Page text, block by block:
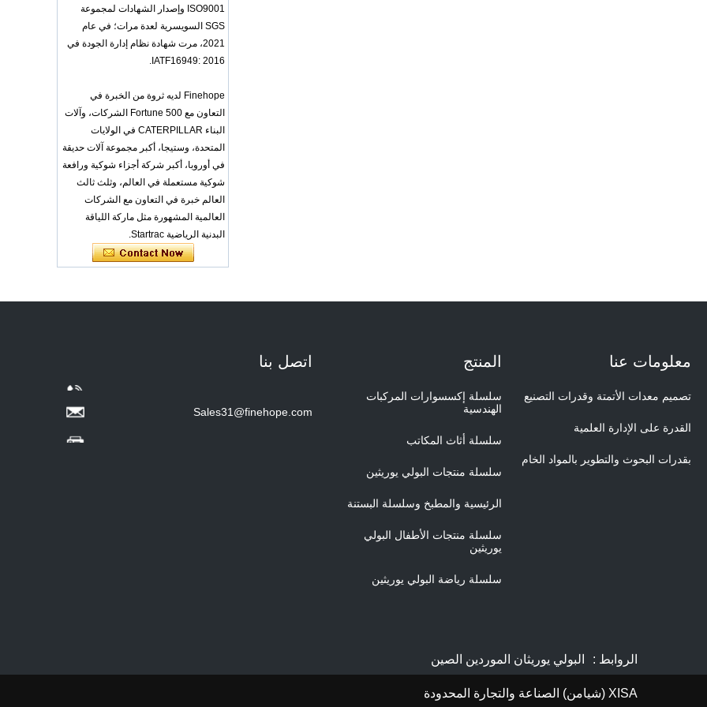
polyurethane material
unique helmets design
PU Foam Head Guard
Premium Baby
Changing Basket
Thick & Waterproof
Bamboo Pad Vegan
Leather Baby
Changing Mat Baby
Changing Pad - COPY
- b1s6qg
Custom Black Forged
Carbon Fiber Steering
Wheel Racing Sport
Steering Wheel
350mm 14inch Flat
Bottom Steering
Portable Changing
Foam Change Mat -
ISO9001 وإصدار الشهادات لمجموعة
SGS السويسرية لعدة مرات؛ في عام
2021، مرت شهادة نظام إدارة الجودة في
IATF16949: 2016.
Finehope لديه ثروة من الخبرة في
التعاون مع Fortune 500 الشركات، وآلات
البناء CATERPILLAR في الولايات
المتحدة، وستيجا، أكبر مجموعة آلات حديقة
في أوروبا، أكبر شركة أجزاء شوكية ورافعة
شوكية مستعملة في العالم، وثلث ثالث
العالم خبرة في التعاون مع الشركات
العالمية المشهورة مثل ماركة اللياقة
البدنية الرياضية Startrac.
معلومات عنا
تصميم معدات الأتمتة وقدرات التصنيع
القدرة على الإدارة العلمية
بقدرات البحوث والتطوير بالمواد الخام
المنتج
سلسلة إكسسوارات المركبات
الهندسية
سلسلة أثاث المكاتب
سلسلة منتجات البولي يوريثين
الرئيسية والمطبخ وسلسلة البستنة
سلسلة منتجات الأطفال البولي
يوريثين
سلسلة رياضة البولي يوريثين
اتصل بنا
Sales31@finehope.com
الروابط : البولي يوريثان الموردين الصين
XISA (شيامن) الصناعة والتجارة المحدودة